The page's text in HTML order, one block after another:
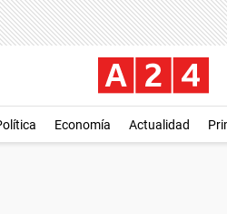
Economía Actualidad